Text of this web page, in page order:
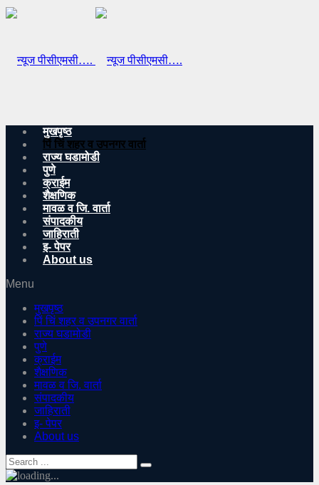
मुखपृष्ठ
पिं चिं शहर व उपनगर वार्ता
राज्य घडामोडी
पुणे
क्राईम
शैक्षणिक
मावळ व जि. वार्ता
संपादकीय
जाहिराती
इ- पेपर
About us
Menu
मुखपृष्ठ
पिं चिं शहर व उपनगर वार्ता
राज्य घडामोडी
पुणे
क्राईम
शैक्षणिक
मावळ व जि. वार्ता
संपादकीय
जाहिराती
इ- पेपर
About us